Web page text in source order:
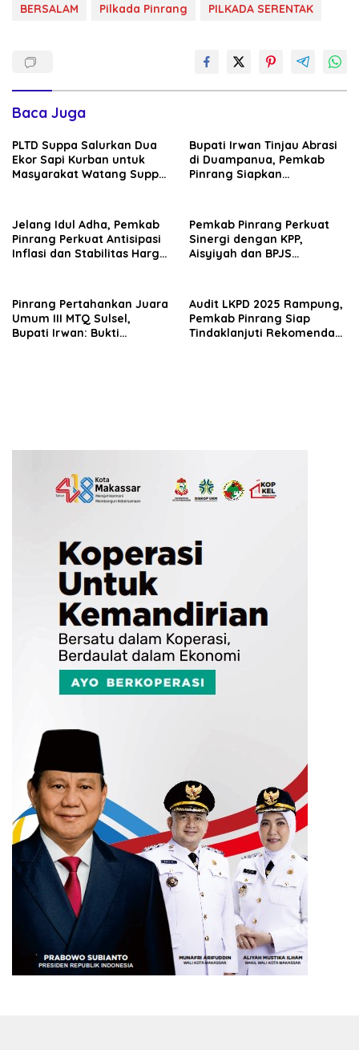
BERSALAM Pilkada Pinrang PILKADA SERENTAK
Baca Juga
PLTD Suppa Salurkan Dua
Ekor Sapi Kurban untuk
Masyarakat Watang Suppa
Bupati Irwan Tinjau Abrasi
di Duampanua, Pemkab
Pinrang Siapkan
Jelang Idul Adha, Pemkab
Pinrang Perkuat Antisipasi
Inflasi dan Stabilitas Harga
Pemkab Pinrang Perkuat
Sinergi dengan KPP,
Aisyiyah dan BPJS
Pinrang Pertahankan Juara
Umum III MTQ Sulsel,
Bupati Irwan: Bukti
Audit LKPD 2025 Rampung,
Pemkab Pinrang Siap
Tindaklanjuti Rekomendasi